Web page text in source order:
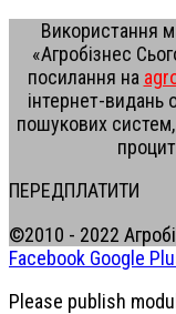
Використання
«Агробізнес
посилання на
інтернет-видань
пошукових
ПЕРЕДПЛАТИТИ
©2010 - 2022
Facebook Google
Please publish